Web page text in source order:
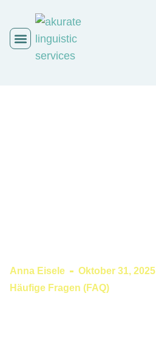
Anna Eisele
Oktober 31, 2025
Häufige Fragen (FAQ)